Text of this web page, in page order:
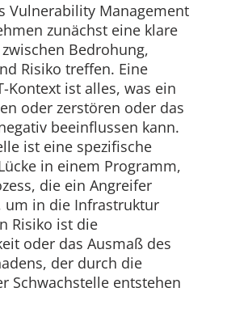
Vulnerability Management
zunächst eine klare
Bedrohung,
Risiko treffen. Eine
Kontext ist alles, was ein
oder zerstören oder das
beeinflussen kann.
ist eine spezifische
in einem Programm,
die ein Angreifer
um in die Infrastruktur
Risiko ist die
oder das Ausmaß des
der durch die
Schwachstelle entstehen